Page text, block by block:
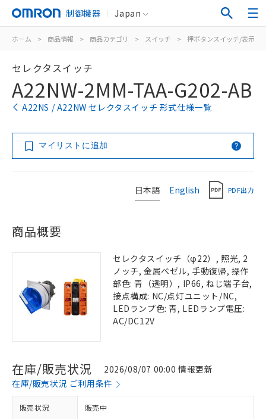
制御機器 Japan
ホーム > 商品情報 > 商品カテゴリ > スイッチ > 押ボタンスイッチ/表示灯
セレクタスイッチ
A22NW-2MM-TAA-G202-AB
A22NS / A22NW セレクタスイッチ 形式仕様一覧
マイリストに追加
日本語 English PDF出力
商品概要
セレクタスイッチ（φ22）, 照光, 2
ノッチ, 金属ベゼル, 手動復帰, 操作
部色: 青（透明）, IP66, ねじ端子台,
接点構成: NC/点灯ユニット/NC,
LEDランプ色: 青, LEDランプ電圧:
AC/DC12V
在庫/販売状況
2026/08/07 00:00 情報更新
在庫/販売状況 ご利用条件
販売状況 販売中